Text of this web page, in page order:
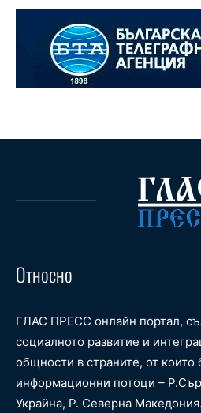
Относно
ГЛАС ПРЕСС онлайн портал,
социалното развитие и
общности в страните, от които
информационни потоци –
Украйна, Р. Северна Македония.